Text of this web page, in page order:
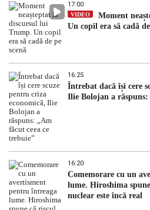
17:00
VIDEO
Moment
Un copil era să cadă
16:25
Întrebat dacă își cere
Ilie Bolojan a răspuns:
16:20
Comemorare cu un
lume. Hiroshima
nuclear este încă real